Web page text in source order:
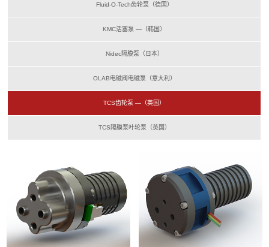
Fluid-O-Tech齿轮泵（德国）
KMC活塞泵 —（韩国）
Nidec隔膜泵（日本）
OLAB电磁阀电磁泵（意大利）
TCS齿轮泵 —（英国）
TCS隔膜泵叶轮泵（英国）